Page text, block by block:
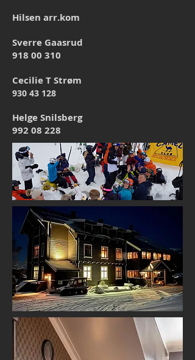
Hilsen arr.kom
Sverre Gaasrud
918 00 310
Cecilie T Strøm
930 43 128
Helge Snilsberg
992 08 228